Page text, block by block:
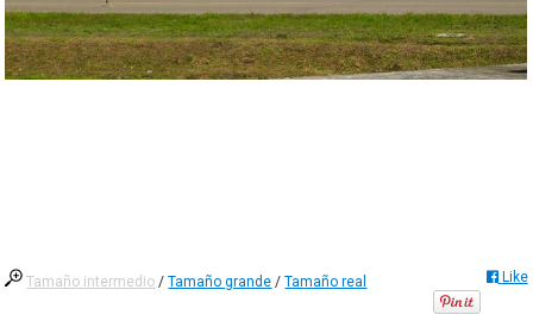
Tamaño intermedio /Tamaño grande /Tamaño real Like